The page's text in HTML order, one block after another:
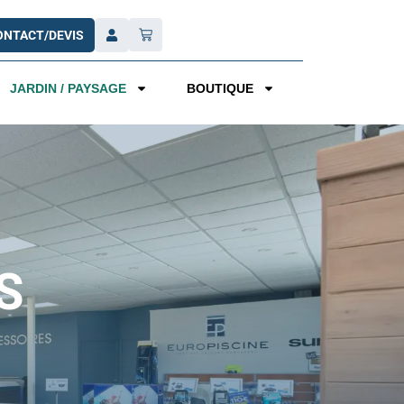
DEVIS
JARDIN / PAYSAGE BOUTIQUE